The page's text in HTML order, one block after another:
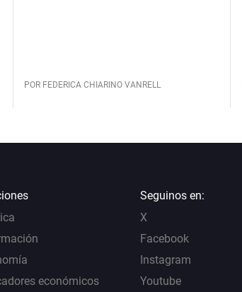
POR FEDERICA CHIARINO VANRELL
económicos
Seguinos en:
X
Facebook
Instagram
Youtube